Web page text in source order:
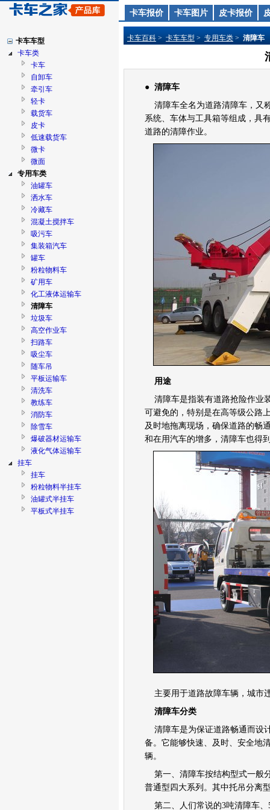
卡车车型
卡车类
卡车
自卸车
牵引车
轻卡
载货车
皮卡
低速载货车
微卡
微面
专用车类
油罐车
洒水车
冷藏车
混凝土搅拌车
吸污车
集装箱汽车
罐车
粉粒物料车
矿用车
化工液体运输车
清障车
垃圾车
高空作业车
扫路车
吸尘车
随车吊
平板运输车
清洗车
教练车
消防车
除雪车
爆破器材运输车
液化气体运输车
挂车
挂车
粉粒物料半挂车
油罐式半挂车
平板式半挂车
卡车报价 卡车图片 皮卡报价
卡车百科 > 卡车车型 > 专用车类 > 清障车
● 清障车
清障车全名为道路清障车，又
系统、车体与工具箱等组成，具
道路的清障作业。
用途
清障车是指装有道路抢险作业
可避免的，特别是在高等级公路
及时地拖离现场，确保道路的畅
和在用汽车的增多，清障车也得
主要用于道路故障车辆，城市
清障车分类
清障车是为保证道路畅通而设
备。它能够快速、及时、安全地
辆。
第一、清障车按结构型式一般
普通型四大系列。其中托吊分离
第二、人们常说的3吨清障车、